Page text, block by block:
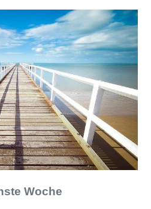
Woche